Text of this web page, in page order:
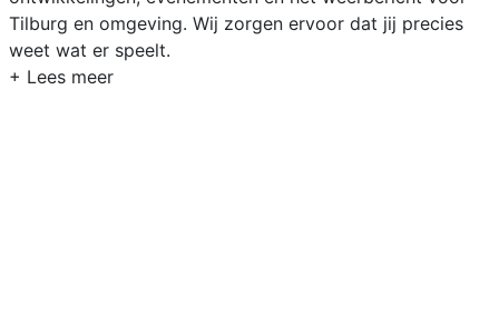
Tilburg en omgeving. Wij zorgen ervoor dat jij precies
weet wat er speelt.